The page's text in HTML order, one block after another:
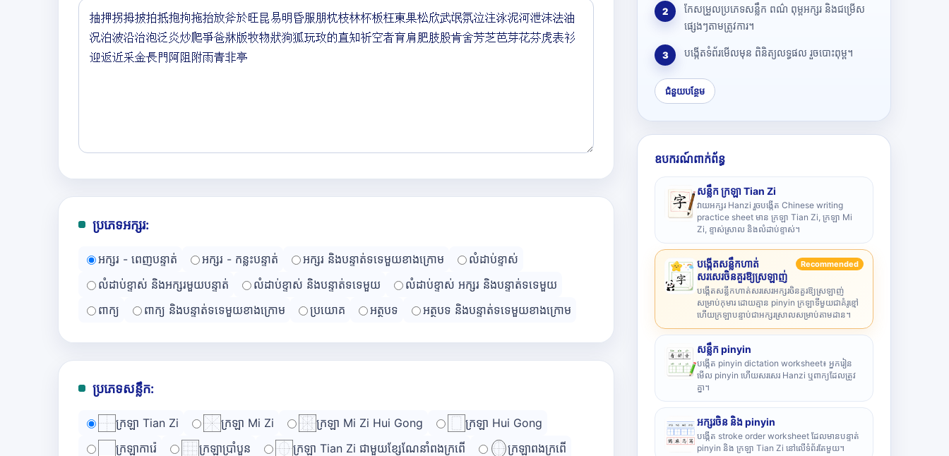
ប្រភេទអក្សរ:
អក្សរ - ពេញបន្ទាត់ អក្សរ - កន្លះបន្ទាត់ អក្សរ និងបន្ទាត់ទទេមួយខាងក្រោម
លំដាប់ខ្ទាស់
លំដាប់ខ្ទាស់ និងអក្សរមួយបន្ទាត់
លំដាប់ខ្ទាស់ និងបន្ទាត់ទទេមួយ
លំដាប់ខ្ទាស់ អក្សរ និងបន្ទាត់ទទេមួយ
ពាក្យ
ពាក្យ និងបន្ទាត់ទទេមួយខាងក្រោម ប្រយោគ អត្ថបទ អត្ថបទ និងបន្ទាត់ទទេមួយខាងក្រោម
ប្រភេទសន្លឹក:
ក្រឡា Tian Zi ក្រឡា Mi Zi ក្រឡា Mi Zi Hui Gong
ក្រឡា Hui Gong
ក្រឡាការ៉េ
ក្រឡាប្រាំបួន ក្រឡា Tian Zi ជាមួយខ្សែណែនាំពងក្រពើ
ក្រឡាពងក្រពើ
2
កែសម្រួលប្រភេទសន្លឹក ពណ៌ ពុម្ពអក្សរ និងជម្រើស
ផ្សេងៗតាមត្រូវការ។
3 បង្កើតទំព័រមើលមុន ពិនិត្យលទ្ធផល រួចបោះពុម្ព។
ជំនួយបន្ថែម
ឧបករណ៍ពាក់ព័ន្ធ
សន្លឹក ក្រឡា Tian Zi
វាយអក្សរ Hanzi រួចបង្កើត Chinese writing
practice sheet មាន ក្រឡា Tian Zi, ក្រឡា Mi
Zi, ខ្ទាស់ស្រាល និងលំដាប់ខ្ទាស់។
បង្កើតសន្លឹកហាត់
សរសេរចិនគួរឱ្យស្រឡាញ់
Recommended
បង្កើតសន្លឹកហាត់សរសេរអក្សរចិនគួរឱ្យស្រឡាញ់
សម្រាប់កុមារ ដោយគ្មាន pinyin ក្រឡាទីមួយជាគំរូខ្មៅ
ហើយក្រឡាបន្ទាប់ជាអក្សរស្រាលសម្រាប់តាមដាន។
សន្លឹក pinyin
បង្កើត pinyin dictation worksheet៖ អ្នករៀន
មើល pinyin ហើយសរសេរ Hanzi ឬពាក្យដែលត្រូវ
គ្នា។
អក្សរចិន និង pinyin
បង្កើត stroke order worksheet ដែលមានបន្ទាត់
pinyin និង ក្រឡា Tian Zi នៅលើទំព័រតែមួយ។